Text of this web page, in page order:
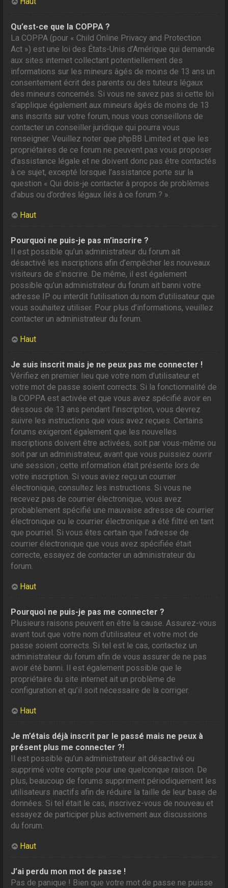
Qu’est-ce que la COPPA ?
La COPPA (pour « Child Online Privacy and Protection
Act ») est une loi des États-Unis d’Amérique qui demande
aux sites internet collectant potentiellement des
informations sur les mineurs âgés de moins de 13 ans un
consentement écrit des parents ou des tuteurs légaux
des mineurs concernés. Si vous ne savez pas si cette loi
s’applique également aux mineurs âgés de moins de 13
ans inscrits sur votre forum, nous vous conseillons de
contacter un conseiller juridique qui pourra vous
renseigner. Veuillez noter que phpBB Limited et que les
propriétaires de ce forum ne peuvent pas vous proposer
d’assistance légale et ne doivent donc pas être contactés
à ce sujet, excepté lorsque l’assistance porte sur la
question « Qui dois-je contacter à propos de problèmes
d’abus ou d’ordres légaux liés à ce forum ? ».
Haut
Pourquoi ne puis-je pas m’inscrire ?
Il est possible qu’un administrateur du forum ait
désactivé les inscriptions afin d’empêcher les nouveaux
visiteurs de s’inscrire. De même, il est également
possible qu’un administrateur du forum ait banni votre
adresse IP ou interdit l’utilisation du nom d’utilisateur que
vous souhaitez utiliser. Pour plus d’informations, veuillez
contacter un administrateur du forum.
Haut
Je suis inscrit mais je ne peux pas me connecter !
Vérifiez en premier lieu que votre nom d’utilisateur et
votre mot de passe soient corrects. Si la fonctionnalité de
la COPPA est activée et que vous avez spécifié avoir en
dessous de 13 ans pendant l’inscription, vous devrez
suivre les instructions que vous avez reçues. Certains
forums exigeront également que les nouvelles
inscriptions doivent être activées, soit par vous-même ou
soit par un administrateur, avant que vous puissiez ouvrir
une session ; cette information était présente lors de
votre inscription. Si vous aviez reçu un courrier
électronique, consultez les instructions. Si vous ne
recevez pas de courrier électronique, vous avez
probablement spécifié une mauvaise adresse de courrier
électronique ou le courrier électronique a été filtré en tant
que pourriel. Si vous êtes certain que l’adresse de
courrier électronique que vous avez spécifiée était
correcte, essayez de contacter un administrateur du
forum.
Haut
Pourquoi ne puis-je pas me connecter ?
Plusieurs raisons peuvent en être la cause. Assurez-vous
avant tout que votre nom d’utilisateur et votre mot de
passe soient corrects. Si tel est le cas, contactez un
administrateur du forum afin de vous assurer de ne pas
avoir été banni. Il est également possible que le
propriétaire du site internet ait un problème de
configuration et qu’il soit nécessaire de la corriger.
Haut
Je m’étais déjà inscrit par le passé mais ne peux à
présent plus me connecter ?!
Il est possible qu’un administrateur ait désactivé ou
supprimé votre compte pour une quelconque raison. De
plus, beaucoup de forums suppriment périodiquement les
utilisateurs inactifs afin de réduire la taille de leur base de
données. Si tel était le cas, inscrivez-vous de nouveau et
essayez de participer plus activement aux discussions
du forum.
Haut
J’ai perdu mon mot de passe !
Pas de panique ! Bien que votre mot de passe ne puisse